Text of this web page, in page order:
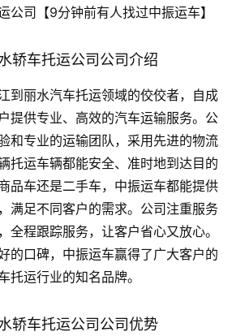
公司【9分钟前有人找过中振运车】
轿车托运公司公司介绍
到丽水汽车托运领域的佼佼者，自成
提供专业、高效的汽车运输服务。公
和专业的运输团队，采用先进的物流
托运车辆都能安全、准时地到达目的
品车还是二手车，中振运车都能提供
满足不同客户的需求。公司注重服务
全程跟踪服务，让客户省心又放心。
的口碑，中振运车赢得了广大客户的
托运行业的知名品牌。
轿车托运公司公司优势